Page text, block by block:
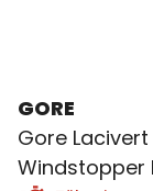
GORE
Gore Lacivert
Windstopper